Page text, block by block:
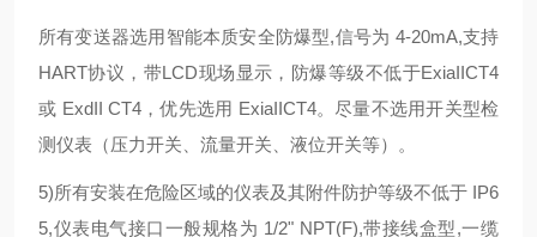
所有变送器选用智能本质安全防爆型,信号为 4-20mA,支持
HART协议，带LCD现场显示，防爆等级不低于ExiaIICT4
或 ExdII CT4，优先选用 ExiaIICT4。尽量不选用开关型检
测仪表（压力开关、流量开关、液位开关等）。
5)所有安装在危险区域的仪表及其附件防护等级不低于 IP6
5,仪表电气接口一般规格为 1/2" NPT(F),带接线盒型,一缆